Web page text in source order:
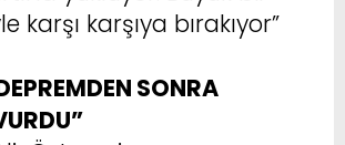
karşı karşıya bırakıyor”
SONRA